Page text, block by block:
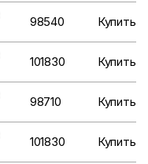
98540 Купить
101830 Купить
98710 Купить
101830 Купить